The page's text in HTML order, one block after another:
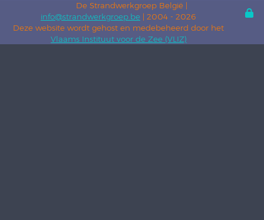
De Strandwerkgroep België |
info@strandwerkgroep.be | 2004 - 2026
Deze website wordt gehost en medebeheerd door het
Vlaams Instituut voor de Zee (VLIZ)